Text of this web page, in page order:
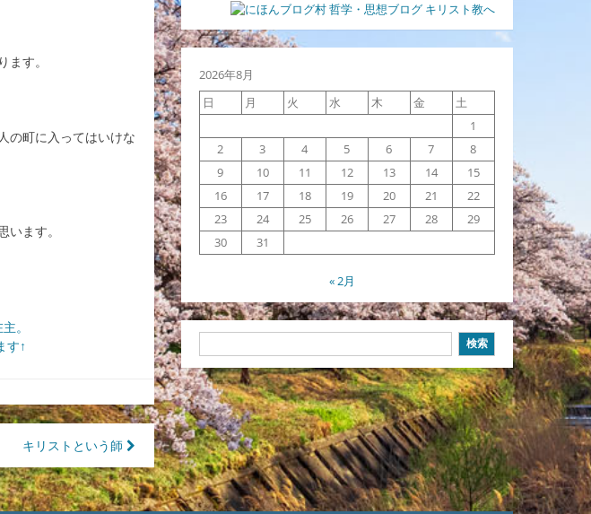
す。
の町に入ってはいけな
ます。
。
す↑
キリストという師
2026年8月
日
月 火 水 木 金
土
1
2
3 4 5 6 7
8
9
10 11 12 13 14
15
16
17 18 19 20 21
22
23
24 25 26 27 28
29
30
31
« 2月
索
検索